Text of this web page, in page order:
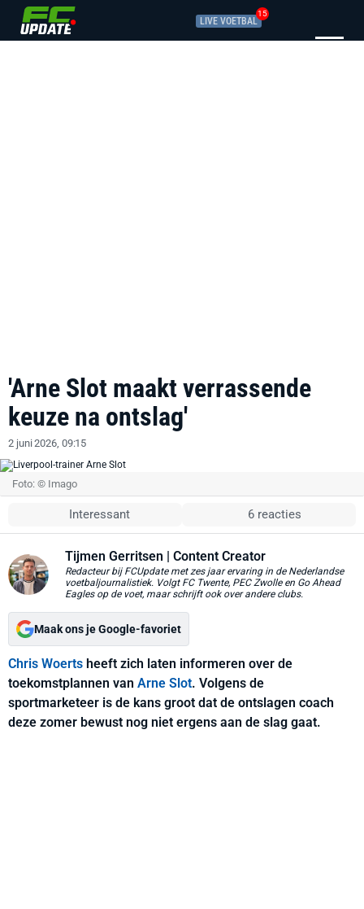
LIVE VOETBAL
15
'Arne Slot maakt verrassende
keuze na ontslag'
2 juni 2026, 09:15
Foto: © Imago
Interessant 6 reacties
Tijmen Gerritsen | Content Creator
Redacteur bij FCUpdate met zes jaar ervaring in de Nederlandse
voetbaljournalistiek. Volgt FC Twente, PEC Zwolle en Go Ahead
Eagles op de voet, maar schrijft ook over andere clubs.
Maak ons je Google-favoriet
Chris Woerts heeft zich laten informeren over de
toekomstplannen van Arne Slot. Volgens de
sportmarketeer is de kans groot dat de ontslagen coach
deze zomer bewust nog niet ergens aan de slag gaat.